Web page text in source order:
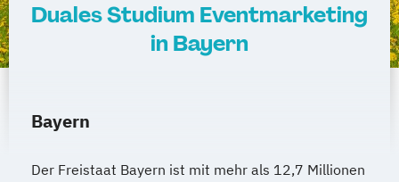
Duales Studium Eventmarketing
in Bayern
Bayern
Der Freistaat Bayern ist mit mehr als 12,7 Millionen